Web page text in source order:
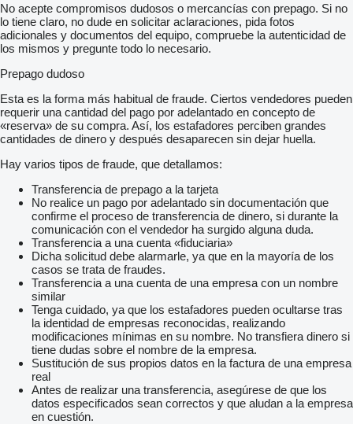
No acepte compromisos dudosos o mercancías con prepago. Si no
lo tiene claro, no dude en solicitar aclaraciones, pida fotos
adicionales y documentos del equipo, compruebe la autenticidad de
los mismos y pregunte todo lo necesario.
Prepago dudoso
Esta es la forma más habitual de fraude. Ciertos vendedores pueden
requerir una cantidad del pago por adelantado en concepto de
«reserva» de su compra. Así, los estafadores perciben grandes
cantidades de dinero y después desaparecen sin dejar huella.
Hay varios tipos de fraude, que detallamos:
Transferencia de prepago a la tarjeta
No realice un pago por adelantado sin documentación que
confirme el proceso de transferencia de dinero, si durante la
comunicación con el vendedor ha surgido alguna duda.
Transferencia a una cuenta «fiduciaria»
Dicha solicitud debe alarmarle, ya que en la mayoría de los
casos se trata de fraudes.
Transferencia a una cuenta de una empresa con un nombre
similar
Tenga cuidado, ya que los estafadores pueden ocultarse tras
la identidad de empresas reconocidas, realizando
modificaciones mínimas en su nombre. No transfiera dinero si
tiene dudas sobre el nombre de la empresa.
Sustitución de sus propios datos en la factura de una empresa
real
Antes de realizar una transferencia, asegúrese de que los
datos especificados sean correctos y que aludan a la empresa
en cuestión.